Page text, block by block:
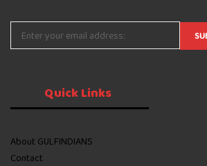
QuickLinks
About GULFINDIANS
Contact